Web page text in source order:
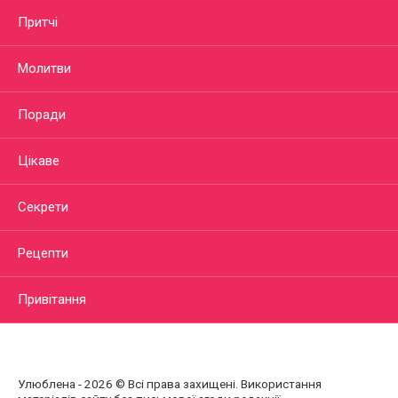
Притчі
Молитви
Поради
Цікаве
Секрети
Рецепти
Привітання
Улюблена - 2026 © Всі права захищені. Використання